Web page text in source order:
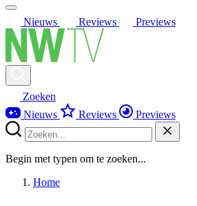
Nieuws Reviews Previews
Zoeken
Nieuws
Reviews Previews
Begin met typen om te zoeken...
Home